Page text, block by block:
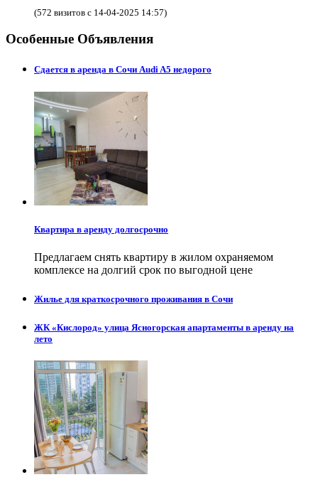
(572 визитов с 14-04-2025 14:57)
Особенные Объявления
Сдается в аренда в Сочи Audi A5 недорого
Квартира в аренду долгосрочно
Предлагаем снять квартиру в жилом охраняемом
комплексе на долгий срок по выгодной цене
Жилье для краткосрочного проживания в Сочи
ЖК «Кислород» улица Ясногорская апартаменты в аренду на
лето